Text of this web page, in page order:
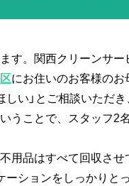
す。関西クリーンサー
にお住いのお客様のお
しい」とご相談いただ
うことで、スタッフ2
用品はすべて回収させ
ーションをしっかりと